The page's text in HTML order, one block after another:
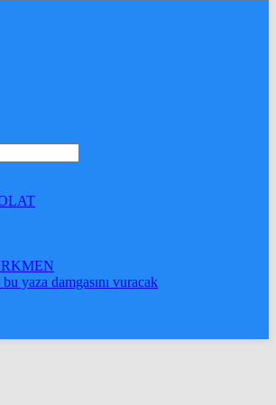
yaza damgasını vuracak